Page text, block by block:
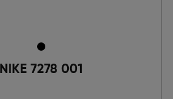
NIKE 7278 001